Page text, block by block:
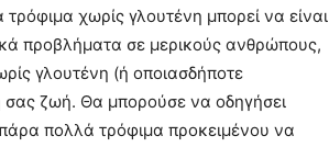
χωρίς γλουτένη μπορεί να είναι
προβλήματα σε μερικούς ανθρώπους,
γλουτένη (ή οποιασδήποτε
σας ζωή. Θα μπορούσε να οδηγήσει
πολλά τρόφιμα προκειμένου να